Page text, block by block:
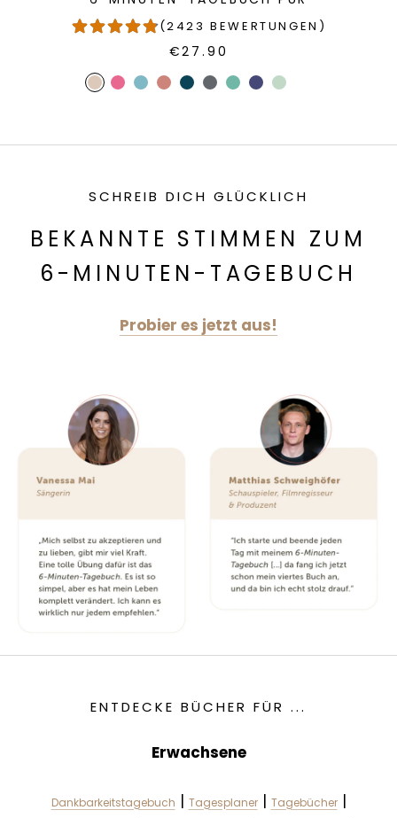
(2423 BEWERTUNGEN)
€27.90
SCHREIB DICH GLÜCKLICH
BEKANNTE STIMMEN ZUM
6-MINUTEN-TAGEBUCH
Probier es jetzt aus!
ENTDECKE BÜCHER FÜR ...
Erwachsene
Dankbarkeitstagebuch | Tagesplaner| Tagebücher|